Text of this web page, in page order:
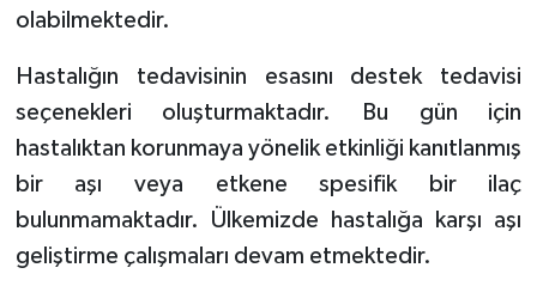
olabilmektedir.
Hastalığın tedavisinin esasını destek tedavisi
seçenekleri oluşturmaktadır. Bu gün için
hastalıktan korunmaya yönelik etkinliği kanıtlanmış
bir aşı veya etkene spesifik bir ilaç
bulunmamaktadır. Ülkemizde hastalığa karşı aşı
geliştirme çalışmaları devam etmektedir.